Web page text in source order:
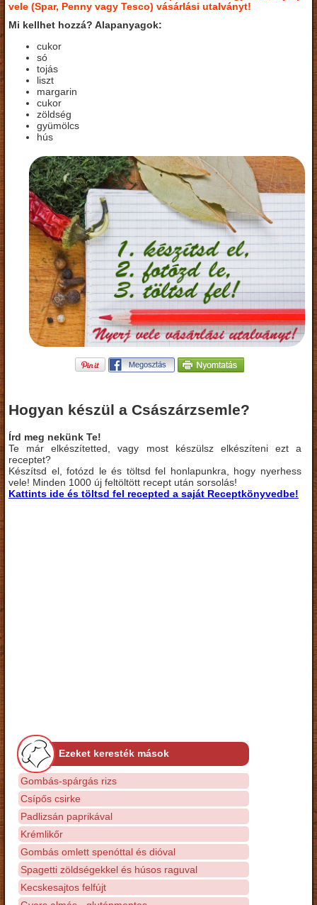
vele (Spar, Penny vagy Tesco) vásárlási utalványt!
Mi kellhet hozzá? Alapanyagok:
cukor
só
tojás
liszt
margarin
cukor
zöldség
gyümölcs
hús
Hogyan készül a Császárzsemle?
Írd meg nekünk Te!
Te már elkészítetted, vagy most készülsz elkészíteni ezt a
receptet?
Készítsd el, fotózd le és töltsd fel honlapunkra, hogy nyerhess
vele! Minden 1000 új feltöltött recept után sorsolás!
Kattints ide és töltsd fel recepted a saját Receptkönyvedbe!
Ezeket keresték mások
Gombás-spárgás rizs
Csípős csirke
Padlizsán paprikával
Krémlikőr
Gombás omlett spenóttal és dióval
Spagetti zöldségekkel és húsos raguval
Kecskesajtos felfújt